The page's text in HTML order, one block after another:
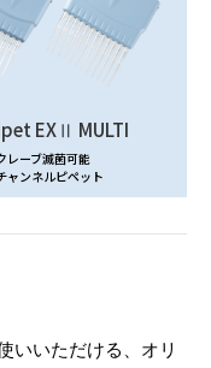
EXⅡ MULTI
レーブ滅菌可能
ャンネルピペット
いいただける、オリ